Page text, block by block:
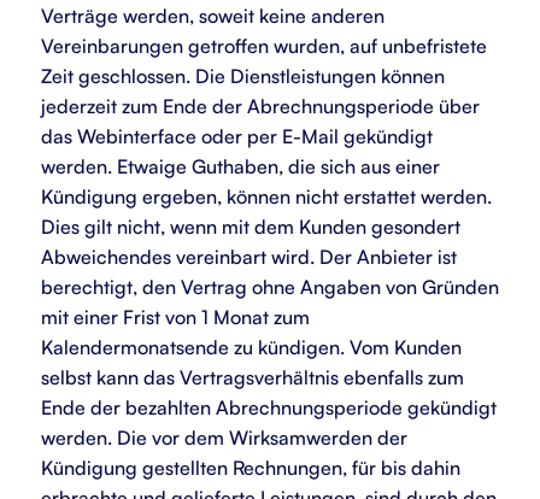
Verträge werden, soweit keine anderen
Vereinbarungen getroffen wurden, auf unbefristete
Zeit geschlossen. Die Dienstleistungen können
jederzeit zum Ende der Abrechnungsperiode über
das Webinterface oder per E-Mail gekündigt
werden. Etwaige Guthaben, die sich aus einer
Kündigung ergeben, können nicht erstattet werden.
Dies gilt nicht, wenn mit dem Kunden gesondert
Abweichendes vereinbart wird. Der Anbieter ist
berechtigt, den Vertrag ohne Angaben von Gründen
mit einer Frist von 1 Monat zum
Kalendermonatsende zu kündigen. Vom Kunden
selbst kann das Vertragsverhältnis ebenfalls zum
Ende der bezahlten Abrechnungsperiode gekündigt
werden. Die vor dem Wirksamwerden der
Kündigung gestellten Rechnungen, für bis dahin